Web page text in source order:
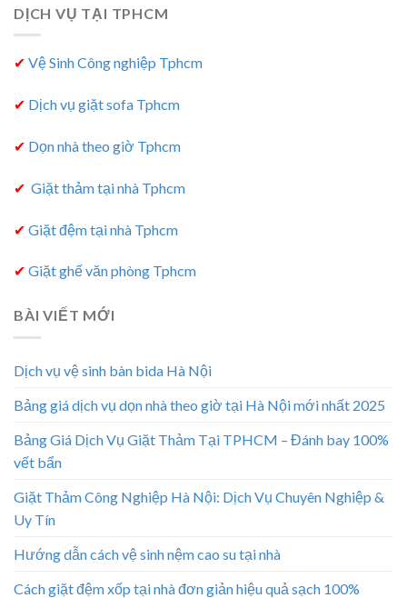
DỊCH VỤ TẠI TPHCM
✔ Vệ Sinh Công nghiệp Tphcm
✔ Dịch vụ giặt sofa Tphcm
✔ Dọn nhà theo giờ Tphcm
✔ Giặt thảm tại nhà Tphcm
✔ Giặt đệm tại nhà Tphcm
✔ Giặt ghế văn phòng Tphcm
BÀI VIẾT MỚI
Dịch vụ vệ sinh bàn bida Hà Nội
Bảng giá dịch vụ dọn nhà theo giờ tại Hà Nội mới nhất 2025
Bảng Giá Dịch Vụ Giặt Thảm Tại TPHCM – Đánh bay 100%
vết bẩn
Giặt Thảm Công Nghiệp Hà Nội: Dịch Vụ Chuyên Nghiệp &
Uy Tín
Hướng dẫn cách vệ sinh nệm cao su tại nhà
Cách giặt đệm xốp tại nhà đơn giản hiệu quả sạch 100%